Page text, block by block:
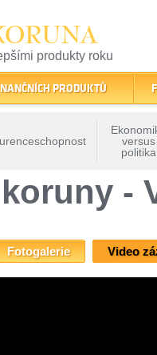
produkty roku
na finančním trhu
PRODUKTŮ
versus
politika
Zlaté koruny - Vize bankovnictví»
-
Fotogalerie Video